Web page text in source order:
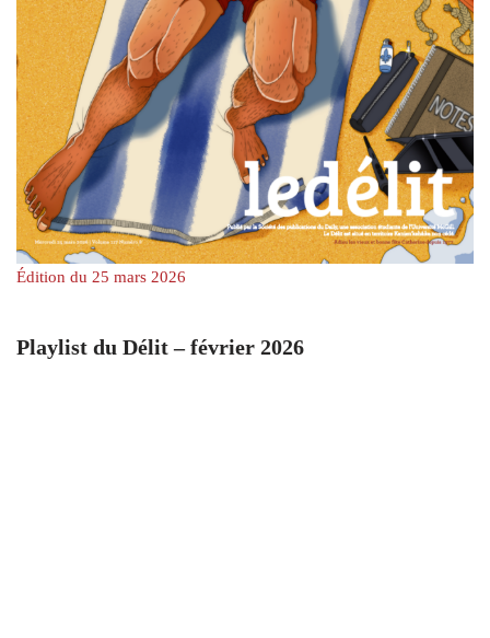
Édition du 25 mars 2026
Playlist du Délit – février 2026